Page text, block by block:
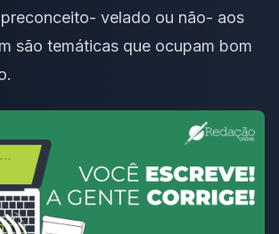
velado ou não- aos
são temáticas que ocupam bom